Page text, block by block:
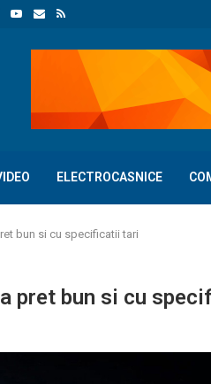
ELECTROCASNICE
bun si cu specificatii tari
pret bun si cu